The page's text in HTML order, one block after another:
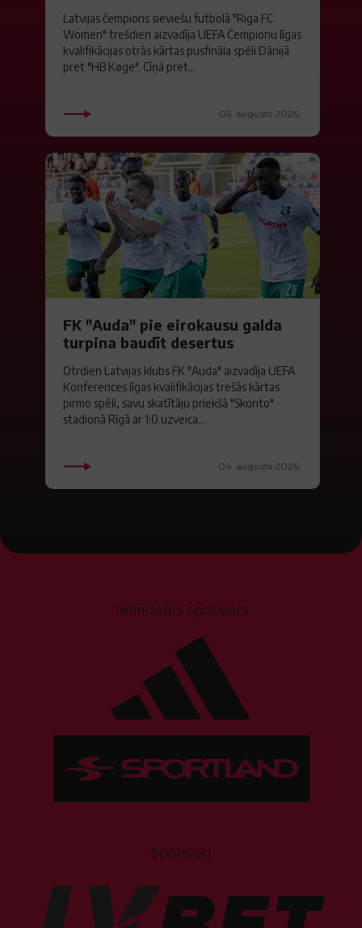
Latvijas čempions sieviešu futbolā "Riga FC
Women" trešdien aizvadīja UEFA Čempionu līgas
kvalifikācijas otrās kārtas pusfināla spēli Dānijā
pret "HB Køge". Cīņā pret...
05. augusts 2026.
FK "Auda" pie eirokausu galda
turpina baudīt desertus
Otrdien Latvijas klubs FK "Auda" aizvadīja UEFA
Konferences līgas kvalifikācijas trešās kārtas
pirmo spēli, savu skatītāju priekšā "Skonto"
stadionā Rīgā ar 1:0 uzveica...
04. augusts 2026.
Tehniskais sponsors
Sponsori